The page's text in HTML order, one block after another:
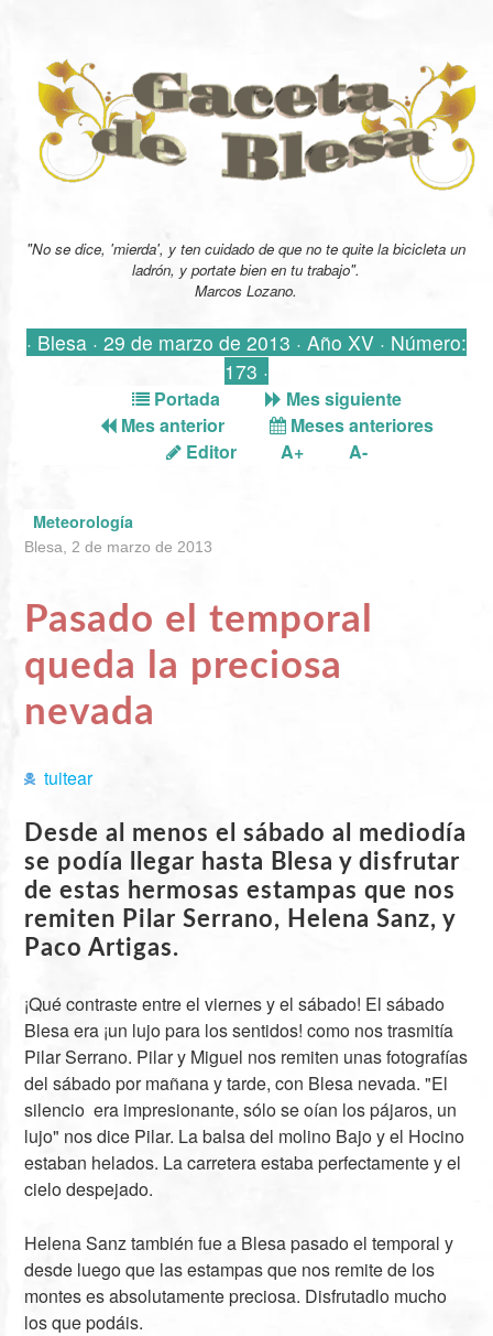
"No se dice, 'mierda', y ten cuidado de que no te quite la bicicleta un
ladrón, y portate bien en tu trabajo".
Marcos Lozano.
· Blesa · 29 de marzo de 2013 · Año XV · Número:
173 ·
Portada
Mes siguiente
Mes anterior
Meses anteriores
Editor
A+ A-
Meteorología
Blesa, 2 de marzo de 2013
Pasado el temporal
queda la preciosa
nevada
tuitear
Desde al menos el sábado al mediodía
se podía llegar hasta Blesa y disfrutar
de estas hermosas estampas que nos
remiten Pilar Serrano, Helena Sanz, y
Paco Artigas.
¡Qué contraste entre el viernes y el sábado! El sábado
Blesa era ¡un lujo para los sentidos! como nos trasmitía
Pilar Serrano. Pilar y Miguel nos remiten unas fotografías
del sábado por mañana y tarde, con Blesa nevada. "El
silencio era impresionante, sólo se oían los pájaros, un
lujo" nos dice Pilar. La balsa del molino Bajo y el Hocino
estaban helados. La carretera estaba perfectamente y el
cielo despejado.
Helena Sanz también fue a Blesa pasado el temporal y
desde luego que las estampas que nos remite de los
montes es absolutamente preciosa. Disfrutadlo mucho
los que podáis.